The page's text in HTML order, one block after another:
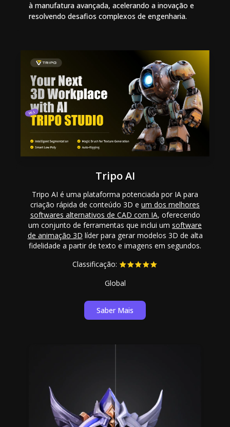
à manufatura avançada, acelerando a inovação e
resolvendo desafios complexos de engenharia.
Tripo AI
Tripo AI é uma plataforma potenciada por IA para
criação rápida de conteúdo 3D e um dos melhores
softwares alternativos de CAD com IA, oferecendo
um conjunto de ferramentas que inclui um software
de animação 3D líder para gerar modelos 3D de alta
fidelidade a partir de texto e imagens em segundos.
Classificação:
Global
Saber Mais